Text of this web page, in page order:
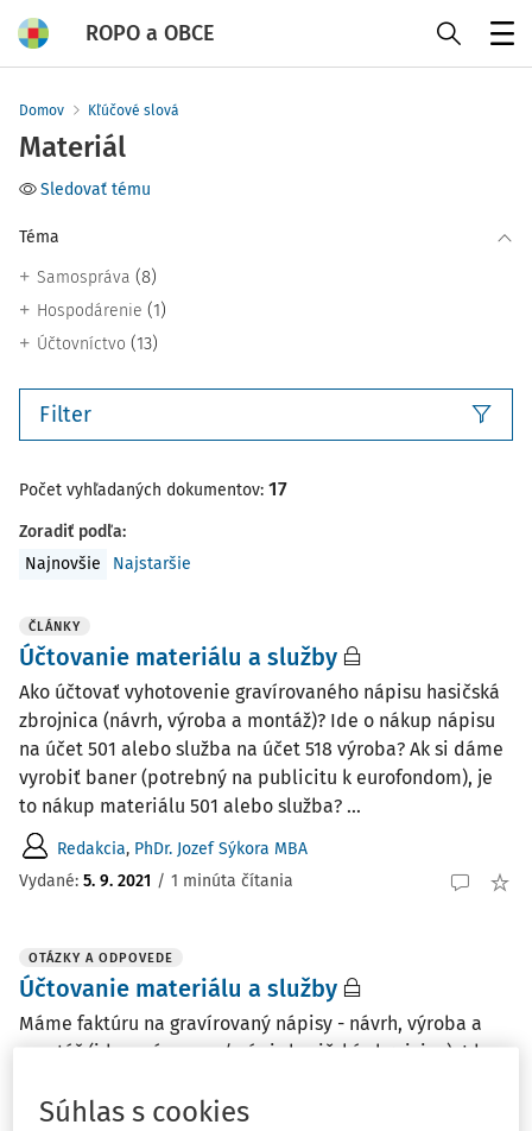
ROPO a OBCE
Domov Kľúčové slová
Materiál
Sledovať tému
Téma
Samospráva (8)
Hospodárenie (1)
Účtovníctvo (13)
Filter
Počet vyhľadaných dokumentov: 17
Zoradiť podľa:
Najnovšie
Najstaršie
ČLÁNKY
Účtovanie materiálu a služby
Ako účtovať vyhotovenie gravírovaného nápisu hasičská
zbrojnica (návrh, výroba a montáž)? Ide o nákup nápisu
na účet 501 alebo služba na účet 518 výroba? Ak si dáme
vyrobiť baner (potrebný na publicitu k eurofondom), je
to nákup materiálu 501 alebo služba? ...
Redakcia, PhDr. Jozef Sýkora MBA
Vydané: 5. 9. 2021 / 1 minúta čítania
OTÁZKY A ODPOVEDE
Účtovanie materiálu a služby
Máme faktúru na gravírovaný nápisy - návrh, výroba a
montáž (ide o písmena / nápis hasičská zbrojnica). Ide o
napríklad, dáme si vyrobiť banner (potrebný na
Súhlas s cookies